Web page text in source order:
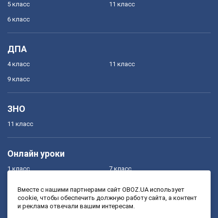
5 класс
6 класс
11 класс
ДПА
4 класс
9 класс
11 класс
ЗНО
11 класс
Онлайн уроки
1 класс
3 класс
7 класс
9 класс
Вместе с нашими партнерами сайт OBOZ.UA использует
cookie, чтобы обеспечить должную работу сайта, а контент
и реклама отвечали вашим интересам.